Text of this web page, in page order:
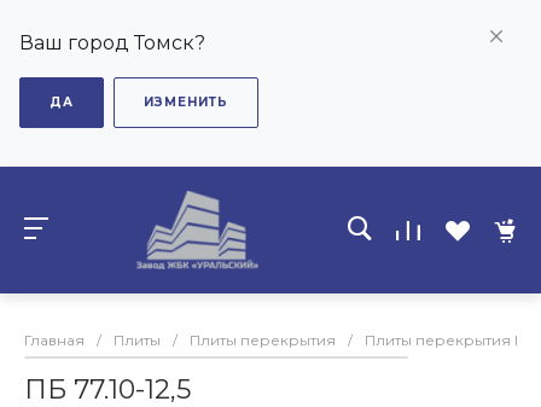
Ваш город Томск?
ДА ИЗМЕНИТЬ
Главная / Плиты / Плиты перекрытия / Плиты перекрытия ПБ
ПБ 77.10-12,5